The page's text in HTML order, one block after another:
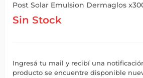
Post Solar Emulsion Dermaglos
Sin Stock
Ingresá tu mail y recibí una
producto se encuentre disponible